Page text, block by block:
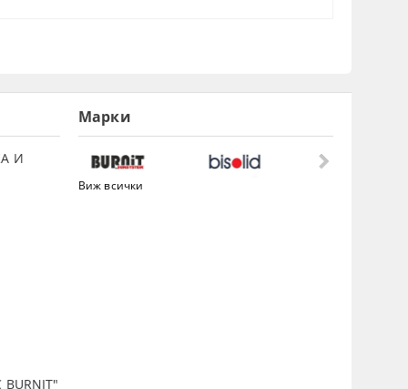
И
Марки
Виж всички